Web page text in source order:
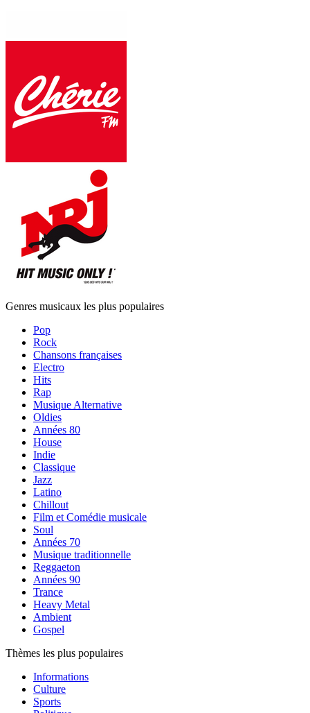
Genres musicaux les plus populaires
Pop
Rock
Chansons françaises
Electro
Hits
Rap
Musique Alternative
Oldies
Années 80
House
Indie
Classique
Jazz
Latino
Chillout
Film et Comédie musicale
Soul
Années 70
Musique traditionnelle
Reggaeton
Années 90
Trance
Heavy Metal
Ambient
Gospel
Thèmes les plus populaires
Informations
Culture
Sports